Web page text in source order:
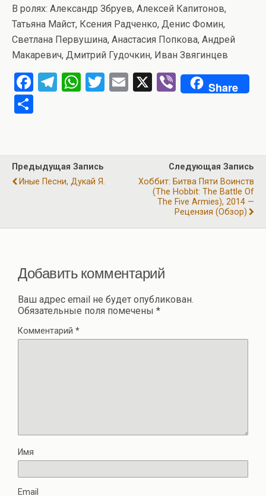
В ролях: Александр Збруев, Алексей Капитонов,
Татьяна Майст, Ксения Радченко, Денис Фомин,
Светлана Первушина, Анастасия Попкова, Андрей
Макаревич, Дмитрий Гудочкин, Иван Звягинцев
F
o
o
T
a
m
W
A
p
T
E
X
Vi
Share
р
а
Предыдущая Запись
Иные Песни, Дукай Я.
Следующая Запись
Хоббит: Битва Пяти Воинств
(The Hobbit: The Battle Of
The Five Armies), 2014 —
Рецензия (обзор)
Добавить комментарий
Ваш адрес email не будет опубликован.
Обязательные поля помечены *
Комментарий *
Имя
Email